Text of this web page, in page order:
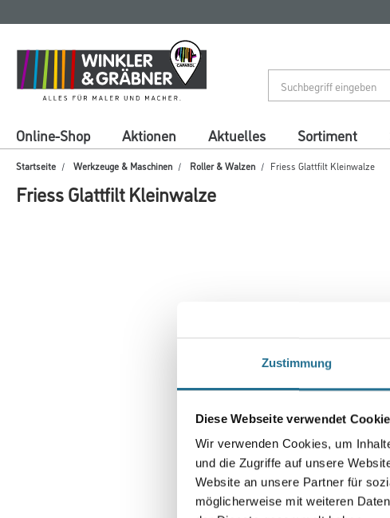
Zustimmung
Diese Webseite verwendet
Wir verwenden Cookies, um
und die Zugriffe auf unsere
Website an unsere Partner für
möglicherweise mit weiteren
springen
springen
Online-Shop Aktionen Aktuelles Sortiment
Startseite Werkzeuge & Maschinen Roller & Walzen Friess Glattfilt Kleinwalze
Friess Glattfilt Kleinwalze